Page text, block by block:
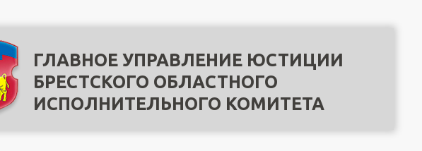
ГЛАВНОЕ УПРАВЛЕНИЕ ЮСТИЦИИ
БРЕСТСКОГО ОБЛАСТНОГО
ИСПОЛНИТЕЛЬНОГО КОМИТЕТА